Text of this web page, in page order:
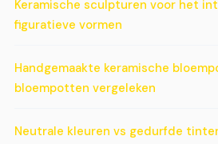
Keramische sculpturen voor het
figuratieve vormen
Handgemaakte keramische
bloempotten vergeleken
Neutrale kleuren vs gedurfde